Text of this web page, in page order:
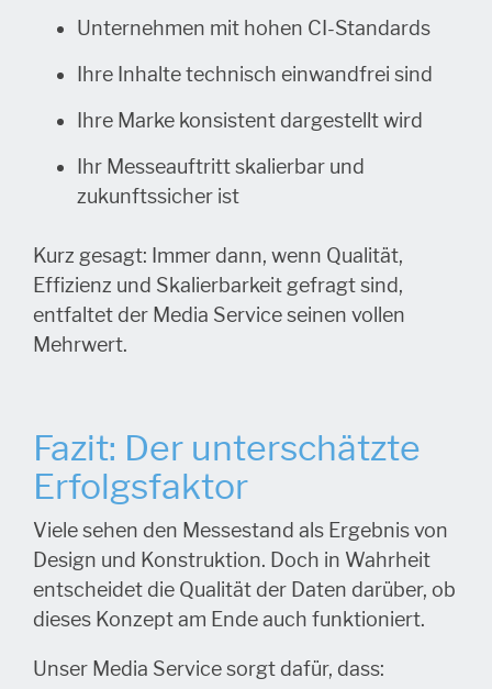
Unternehmen mit hohen CI-Standards
Ihre Inhalte technisch einwandfrei sind
Ihre Marke konsistent dargestellt wird
Ihr Messeauftritt skalierbar und
zukunftssicher ist
Kurz gesagt: Immer dann, wenn Qualität,
Effizienz und Skalierbarkeit gefragt sind,
entfaltet der Media Service seinen vollen
Mehrwert.
Fazit: Der unterschätzte
Erfolgsfaktor
Viele sehen den Messestand als Ergebnis von
Design und Konstruktion. Doch in Wahrheit
entscheidet die Qualität der Daten darüber, ob
dieses Konzept am Ende auch funktioniert.
Unser Media Service sorgt dafür, dass: